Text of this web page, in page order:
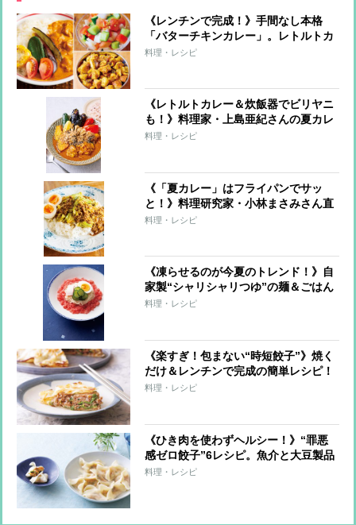
《レンチンで完成！》手間なし本格
「バターチキンカレー」。レトルトカ
レーが激変する簡単トッピングも
料理・レシピ
《レトルトカレー＆炊飯器でビリヤニ
も！》料理家・上島亜紀さんの夏カレ
ーレシピ
料理・レシピ
《「夏カレー」はフライパンでサッ
と！》料理研究家・小林まさみさん直
伝レシピ
料理・レシピ
《凍らせるのが今夏のトレンド！》自
家製“シャリシャリつゆ”の麺＆ごはん
7レシピ
料理・レシピ
《楽すぎ！包まない“時短餃子”》焼く
だけ＆レンチンで完成の簡単レシピ！
料理・レシピ
《ひき肉を使わずヘルシー！》“罪悪
感ゼロ餃子”6レシピ。魚介と大豆製品
で大満足！
料理・レシピ